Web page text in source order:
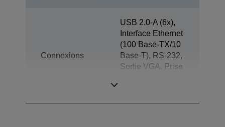
Connexions
USB 2.0-A (6x),
Interface Ethernet
(100 Base-TX/10
Base-T), RS-232,
Sortie VGA, Prise